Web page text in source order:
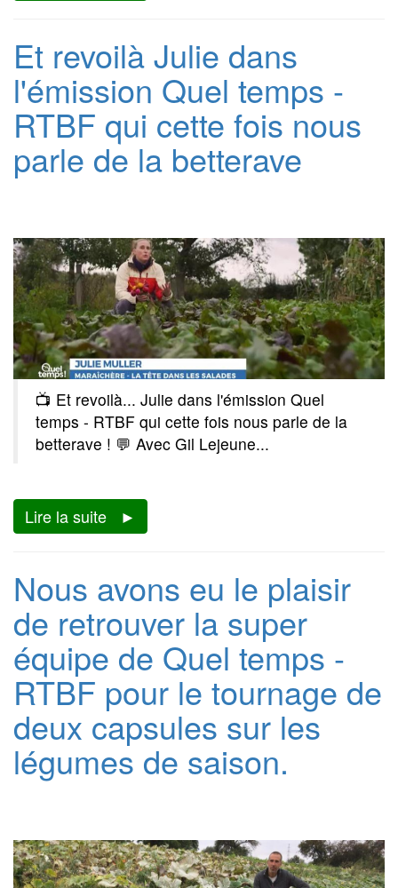
Et revoilà Julie dans
l'émission Quel temps -
RTBF qui cette fois nous
parle de la betterave
📺 Et revoilà... Julie dans l'émission Quel
temps - RTBF qui cette fois nous parle de la
betterave ! 💬 Avec Gil Lejeune...
Lire la suite
Nous avons eu le plaisir
de retrouver la super
équipe de Quel temps -
RTBF pour le tournage de
deux capsules sur les
légumes de saison.